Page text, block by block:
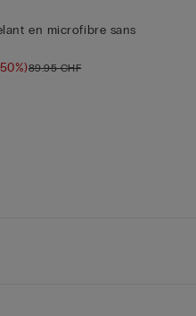
en microfibre sans
89.95 CHF